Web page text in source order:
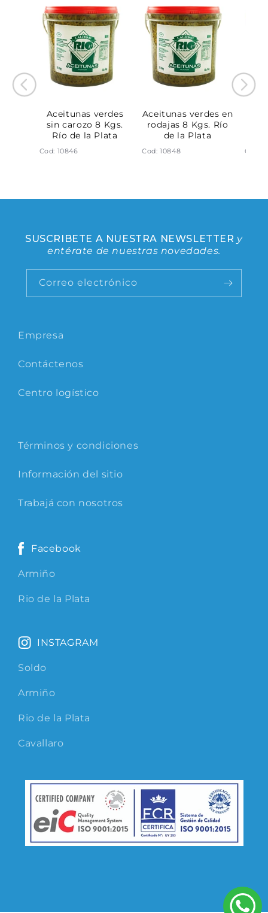
Aceitunas verdes
sin carozo 8 Kgs.
Río de la Plata
Cod: 10846
Aceitunas verdes en
rodajas 8 Kgs. Río
de la Plata
Cod: 10848 Cod:
Empresa
Contáctenos
Centro logístico
Términos y condiciones
Información del sitio
Trabajá con nosotros
Facebook
Armiño
Rio de la Plata
INSTAGRAM
Soldo
Armiño
Rio de la Plata
Cavallaro
SUSCRIBETE A NUESTRA NEWSLETTER y
entérate de nuestras novedades.
Correo electrónico